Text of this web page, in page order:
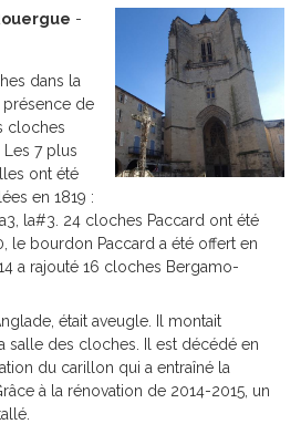
-
dans la
présence de
cloches
Les 7 plus
ont été
en 1819 :
la#3. 24 cloches Paccard ont été
le bourdon Paccard a été offert en
a rajouté 16 cloches Bergamo-
était aveugle. Il montait
salle des cloches. Il est décédé en
du carillon qui a entraîné la
à la rénovation de 2014-2015, un